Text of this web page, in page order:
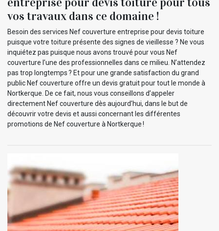
vos travaux dans ce domaine !
Besoin des services Nef couverture entreprise pour devis toiture
puisque votre toiture présente des signes de vieillesse ? Ne vous
inquiétez pas puisque nous avons trouvé pour vous Nef
couverture l’une des professionnelles dans ce milieu. N’attendez
pas trop longtemps ? Et pour une grande satisfaction du grand
public Nef couverture offre un devis gratuit pour tout le monde à
Nortkerque. De ce fait, nous vous conseillons d’appeler
directement Nef couverture dès aujourd’hui, dans le but de
découvrir votre devis et aussi concernant les différentes
promotions de Nef couverture à Nortkerque !